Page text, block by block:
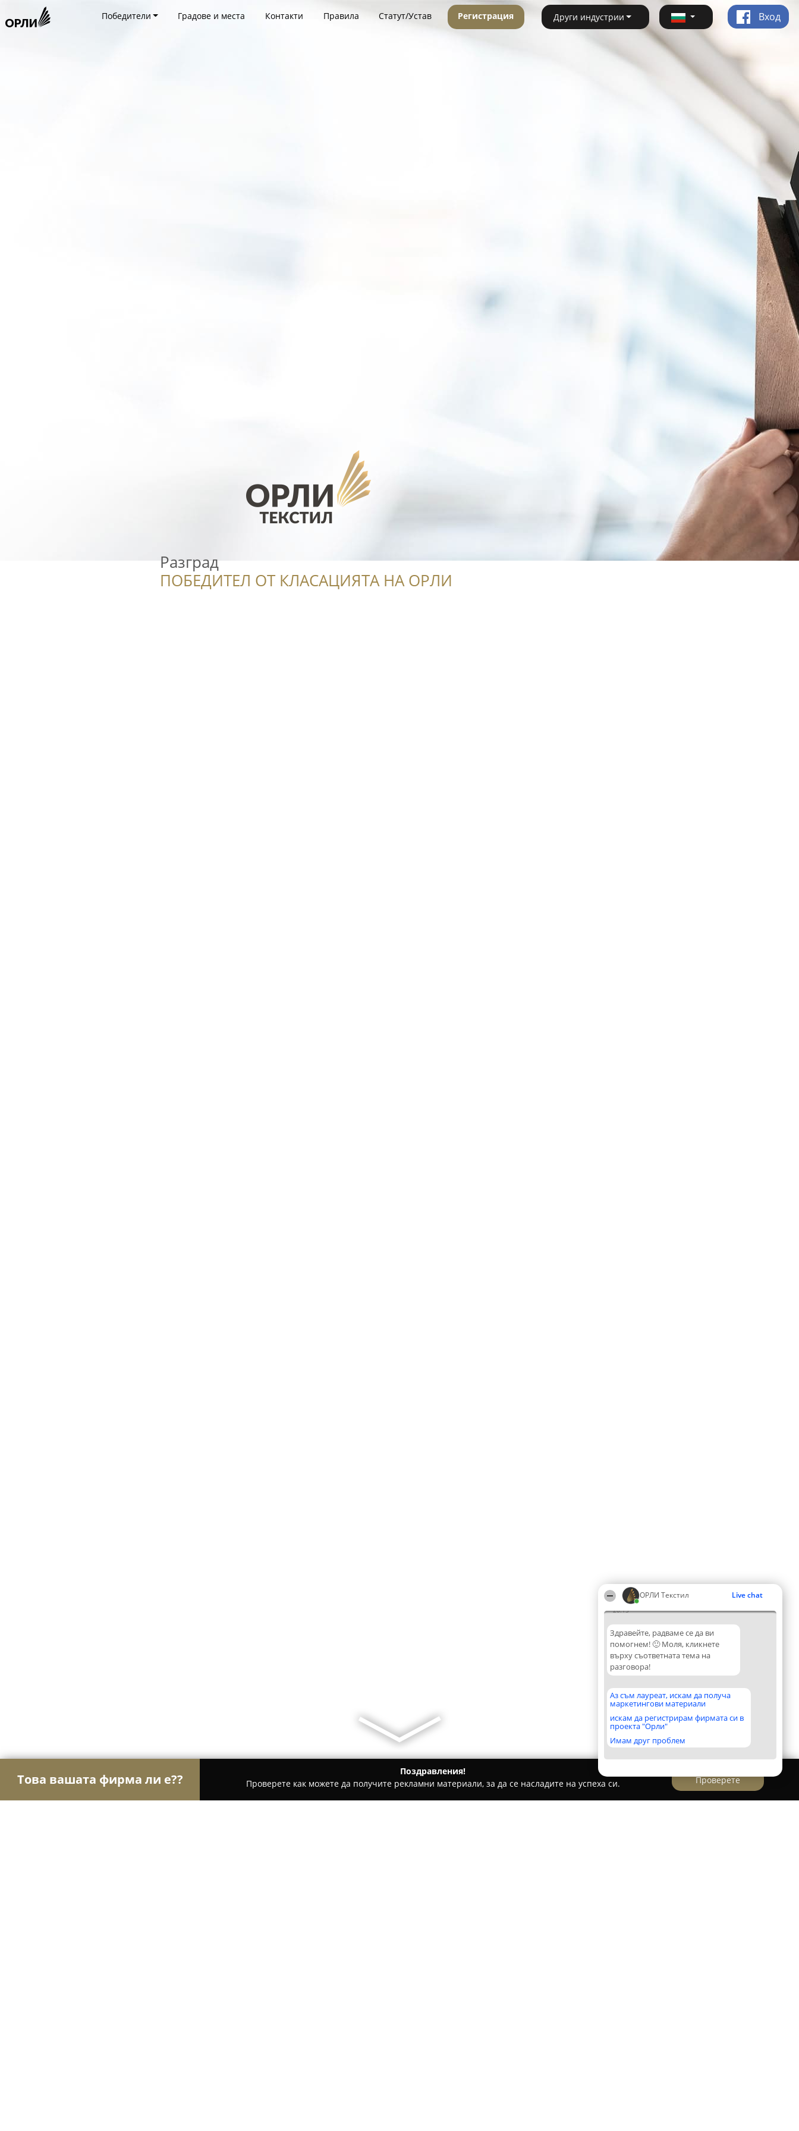
ОРЛИ Текстил Live chat
20:15
Здравейте, радваме се да ви
помогнем! 🙂 Моля, кликнете
върху съответната тема на
разговора!
Аз съм лауреат, искам да получа
маркетингови материали
искам да регистрирам фирмата си в
проекта "Орли"
Имам друг проблем
Победители Градове и места Контакти Правила Статут/Устав Регистрация Други индустрии Вход
Разград
ПОБЕДИТЕЛ ОТ КЛАСАЦИЯТА НА ОРЛИ
Това вашата фирма ли е??
Поздравления!
Проверете как можете да получите рекламни материали, за да се насладите на успеха си.
Проверете